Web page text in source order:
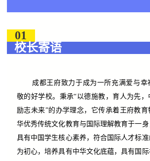
01
校长寄语
成都王府致力于成为一所充满爱与幸
敬的好学校。秉承“以德施教，育人为先，
励志未来”的办学理念，它传承着王府教育
华优秀传统文化教育与国际理解教育于一
具有中国学生核心素养，符合国际人才标
为初心，培养具有中华文化底蕴，具有国